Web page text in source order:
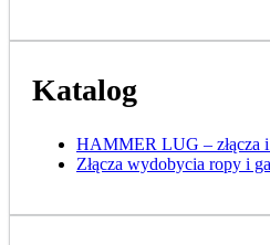
Katalog
HAMMER LUG – złącza i
Złącza wydobycia ropy i